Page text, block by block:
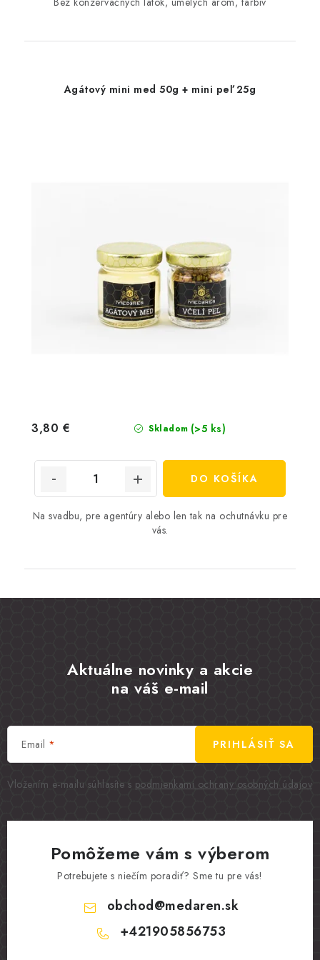
Agátový mini med 50g + mini peľ 25g
Skladom (>5 ks)
3,80 €
DO KOŠÍKA
Na svadbu, pre agentúry alebo len tak na ochutnávku pre
vás.
Aktuálne novinky a akcie
na váš e-mail
Email
Vložením e-mailu súhlasíte s podmienkami ochrany osobných údajov
PRIHLÁSIŤ SA
Pomôžeme vám s výberom
Potrebujete s niečím poradiť? Sme tu pre vás!
obchod@medaren.sk
+421905856753